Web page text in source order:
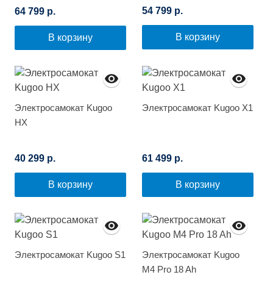
64 799 р.
В корзину
54 799 р.
В корзину
Электросамокат Kugoo
HX
40 299 р.
В корзину
Электросамокат Kugoo X1
61 499 р.
В корзину
Электросамокат Kugoo S1
Электросамокат Kugoo
M4 Pro 18 Ah